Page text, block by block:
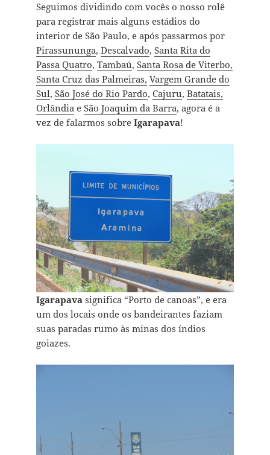
Seguimos dividindo com vocês o nosso rolê
para registrar mais alguns estádios do
interior de São Paulo, e após passarmos por
Pirassununga, Descalvado, Santa Rita do
Passa Quatro, Tambaú, Santa Rosa de Viterbo,
Santa Cruz das Palmeiras, Vargem Grande do
Sul, São José do Rio Pardo, Cajuru, Batatais,
Orlândiae São Joaquim da Barra, agora é a
vez de falarmos sobre Igarapava!
Igarapavasignifica “Porto de canoas”, e era
um dos locais onde os bandeirantes faziam
suas paradas rumo às minas dos índios
goiazes.